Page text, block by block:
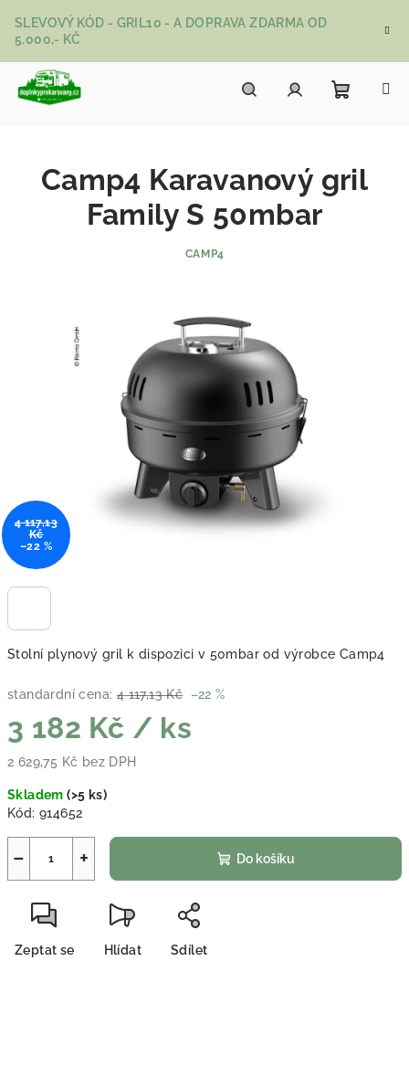
SLEVOVÝ KÓD - GRIL10 - A DOPRAVA ZDARMA OD
5.000,- KČ
Stolní plynový gril k dispozici v 50mbar od výrobce Camp4
standardní cena: 4 117,13 Kč –22 %
3 182 Kč / ks
2 629,75 Kč bez DPH
Skladem(>5 ks)
Kód: 914652
+
− Do košíku
Zeptat se Hlídat Sdílet
Camp4 Karavanový gril
Family S 50mbar
CAMP4
4 117,13
Kč
–22 %